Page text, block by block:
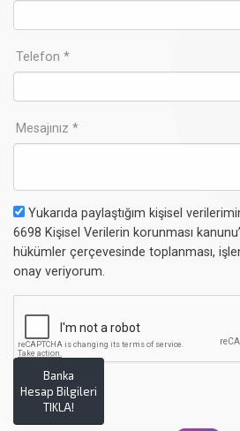
Telefon *
Mesajınız *
Yukarıda paylaştığım kişisel
6698 Kişisel Verilerin korunması
hükümler çerçevesinde toplanması,
onay veriyorum.
Banka
Hesap Bilgileri
TIKLA!